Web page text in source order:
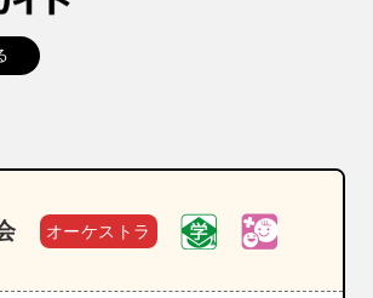
オーケストラ